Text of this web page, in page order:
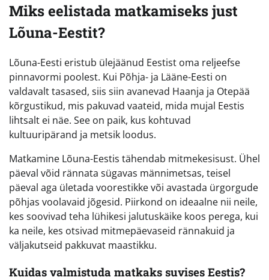
Miks eelistada matkamiseks just
Lõuna-Eestit?
Lõuna-Eesti eristub ülejäänud Eestist oma reljeefse
pinnavormi poolest. Kui Põhja- ja Lääne-Eesti on
valdavalt tasased, siis siin avanevad Haanja ja Otepää
kõrgustikud, mis pakuvad vaateid, mida mujal Eestis
lihtsalt ei näe. See on paik, kus kohtuvad
kultuuripärand ja metsik loodus.
Matkamine Lõuna-Eestis tähendab mitmekesisust. Ühel
päeval võid rännata sügavas männimetsas, teisel
päeval aga ületada voorestikke või avastada ürgorgude
põhjas voolavaid jõgesid. Piirkond on ideaalne nii neile,
kes soovivad teha lühikesi jalutuskäike koos perega, kui
ka neile, kes otsivad mitmepäevaseid rännakuid ja
väljakutseid pakkuvat maastikku.
Kuidas valmistuda matkaks suvises Eestis?